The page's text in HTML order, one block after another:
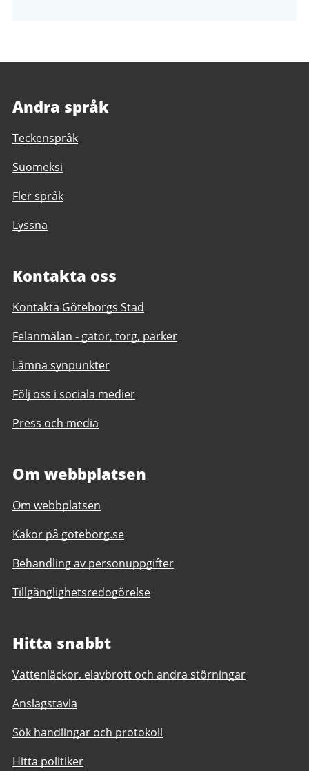
Andra språk
Teckenspråk
Suomeksi
Fler språk
Lyssna
Kontakta oss
Kontakta Göteborgs Stad
Felanmälan - gator, torg, parker
Lämna synpunkter
Följ oss i sociala medier
Press och media
Om webbplatsen
Om webbplatsen
Kakor på goteborg.se
Behandling av personuppgifter
Tillgänglighetsredogörelse
Hitta snabbt
Vattenläckor, elavbrott och andra störningar
Anslagstavla
Sök handlingar och protokoll
Hitta politiker